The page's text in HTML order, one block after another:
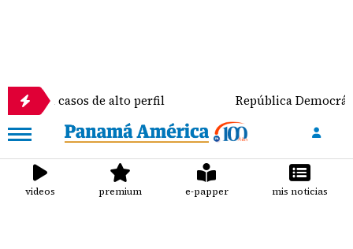
en casos de alto perfil República
videos premium e-papper mis noticias